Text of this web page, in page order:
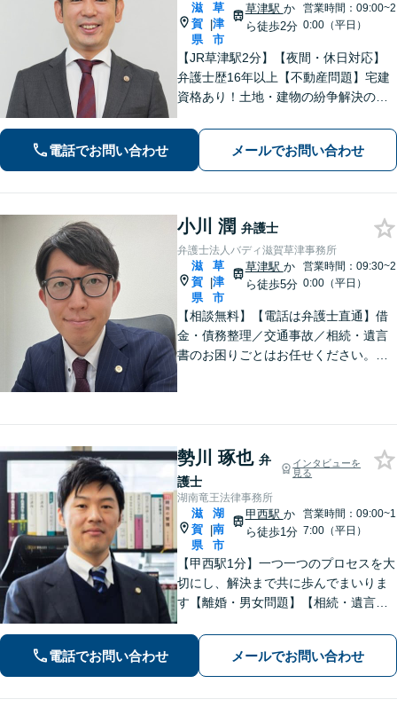
滋
賀
県
|
草
津
市
草津駅 か
ら徒歩2分
営業時間：09:00~2
0:00（平日）
【JR草津駅2分】【夜間・休日対応】
弁護士歴16年以上【不動産問題】宅建
資格あり！土地・建物の紛争解決の経
トラブル／住宅ローン絡みの財産分与
の解決【法人破産】会社破産に注力
【相続】相続問題に関する経験多数、
遺産分割
電話でお問い合わせ メールでお問い合わせ
小川 潤 弁護士
弁護士法人バディ滋賀草津事務所
滋
賀
県
|
草
津
市
草津駅 か
ら徒歩5分
営業時間：09:30~2
0:00（平日）
【相談無料】【電話は弁護士直通】借
金・債務整理／交通事故／相続・遺言
書のお困りごとはお任せください。依
勢川 琢也 弁
護士
インタビューを
見る
湖南竜王法律事務所
滋
賀
県
|
湖
南
市
甲西駅 か
ら徒歩1分
営業時間：09:00~1
7:00（平日）
【甲西駅1分】一つ一つのプロセスを大
切にし、解決まで共に歩んでまいりま
す【離婚・男女問題】【相続・遺言】
求、開示請求、損害賠償請求】【労
働・雇用：事業会社での勤務経験あ
り】まで幅広くご相談に応じます【We
b面談OK】
電話でお問い合わせ メールでお問い合わせ